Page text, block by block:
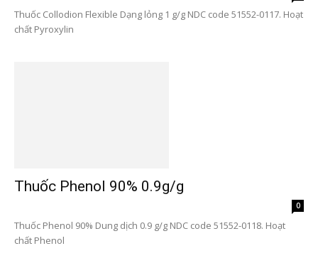
Thuốc Collodion Flexible Dạng lỏng 1 g/g NDC code 51552-0117. Hoạt
chất Pyroxylin
Thuốc Phenol 90% 0.9g/g
0
Thuốc Phenol 90% Dung dịch 0.9 g/g NDC code 51552-0118. Hoạt
chất Phenol